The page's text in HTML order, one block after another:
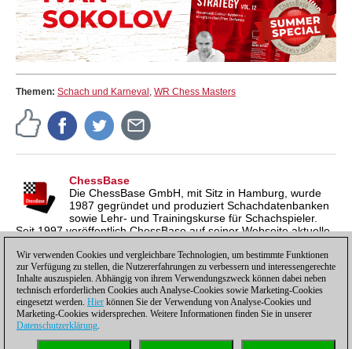
Themen: Schach und Karneval , WR Chess Masters
ChessBase
Die ChessBase GmbH, mit Sitz in Hamburg, wurde
1987 gegründet und produziert Schachdatenbanken
sowie Lehr- und Trainingskurse für Schachspieler.
Seit 1997 veröffentlich ChessBase auf seiner Webseite aktuelle
inzwischen in vier Sprachen und gilt weltweit als wichtigste
Schachnachrichtenseite.
Wir verwenden Cookies und vergleichbare Technologien, um bestimmte Funktionen
zur Verfügung zu stellen, die Nutzererfahrungen zu verbessern und interessengerechte
Inhalte auszuspielen. Abhängig von ihrem Verwendungszweck können dabei neben
technisch erforderlichen Cookies auch Analyse-Cookies sowie Marketing-Cookies
eingesetzt werden. Hier können Sie der Verwendung von Analyse-Cookies und
Marketing-Cookies widersprechen. Weitere Informationen finden Sie in unserer
Datenschutzerklärung.